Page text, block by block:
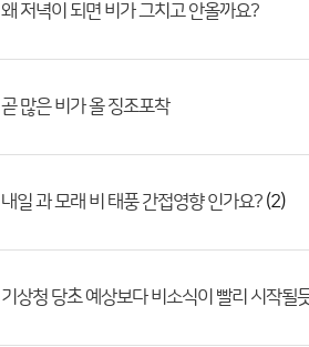
왜 저녁이 되면 비가 그치고 안올까요?
곧 많은 비가 올 징조포착
내일 과 모래 비 태풍 간접영향 인가요? (2)
기상청 당초 예상보다 비소식이 빨리 시작될